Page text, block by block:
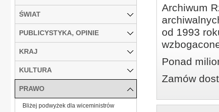
Archiwum
od 1993
Ponad
Zamów
ŚWIAT
PUBLICYSTYKA, OPINIE
KRAJ
KULTURA
PRAWO
Bliżej podwyżek dla wiceministrów